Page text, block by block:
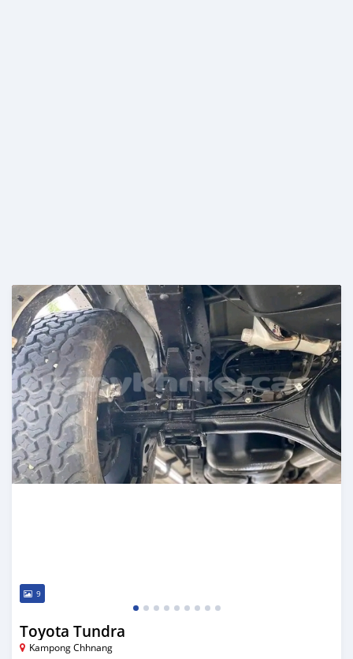
9
Toyota Tundra
Kampong Chhnang